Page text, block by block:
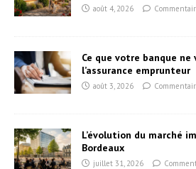
août 4, 2026
Ce que votre banque
l’assurance emprunteur
août 3, 2026
L’évolution du marché
Bordeaux
juillet 31, 2026